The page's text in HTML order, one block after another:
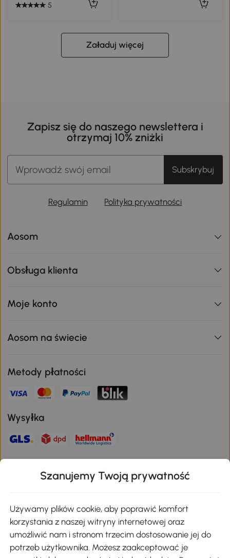
5
Załaduj więcej
Zapisz się do naszego newslettera i
otrzymaj 10% zniżki
Subskrybuj
Regulamin Polityka prywatności
Aosom
Obsługa klienta
Moje konto
Aosom na świecie
Metody płatności
Wysyłka
Pobierz aplikację Aosom
Google Play
Szanujemy Twoją prywatność
Używamy plików cookie, aby poprawić komfort
korzystania z naszej witryny internetowej oraz
umożliwić nam i stronom trzecim dostosowanie jej do
potrzeb użytkownika. Możesz zaakceptować je